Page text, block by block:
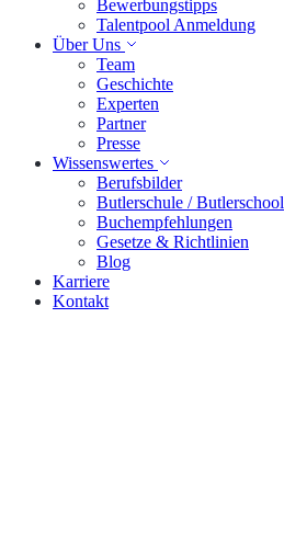
Bewerbungstipps
Talentpool Anmeldung
Über Uns
Team
Geschichte
Experten
Partner
Presse
Wissenswertes
Berufsbilder
Butlerschule / Butlerschool
Buchempfehlungen
Gesetze & Richtlinien
Blog
Karriere
Kontakt